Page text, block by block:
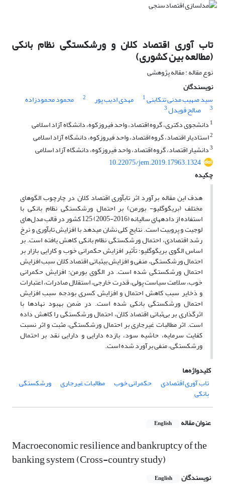
تاب آوری اقتصاد کلان و ورشکستگی نظام بانکی
(مطالعه بین کشوری)
نوع مقاله : مقاله پژوهشی
نویسندگان
سید صهیب مدنی تنکابنی1 مهدی ادیب پور 2 محمود محمودزاده
3 صالح قویدل3
1 دانشجوی دکتری، گروه اقتصاد، واحد فیروزکوه، دانشگاه آزاد اسلامی
2استادیار اقتصاد، گروه اقتصاد، واحد فیروزکوه، دانشگاه آزاد اسلامی
3دانشیار اقتصاد، گروه اقتصاد، واحد فیروزکوه، دانشگاه آزاد اسلامی
10.22075/jem.2019.17963.1324
چکیده
هدف این مقاله برآورد اثر تاب­آوری اقتصاد کلان در چارچوب الگوهای
مختلف (بریگوگلیو- بورمن) بر احتمال ورشکستگی نظام بانکی با
استفاده از داده­های سالیانه (2016-2005) 125 کشور در قالب مدل‌های
لوجیت و پروبیت است. نتایج کلی نشان می­دهد با افزایش تاب­آوری و نرخ
رشد اقتصادی، احتمال ورشکستگی نظام بانکی کاهش یافته است. بر
اساس الگوی بریگوگلیو؛ تأثیر افزایش حکمرانی خوب و کارایی بازار بر
احتمال ورشکستگی، منفی و افزایش بی­ثباتی اقتصاد کلان سبب افزایش
احتمال ورشکستگی شده است. در الگوی بورمن؛ افزایش حکمرانی
خوب، سلامت سیاست پولی، قدرت خارجی، استقلال صادرات، اعتبارات
و ذخایر سبب کاهش احتمال و افزایش کسری بودجه سبب افزایش
احتمال ورشکستگی بانکی شده است. در ضمن بهبود نهادها با
اثرگذاری بر بی‌ثباتی اقتصاد کلان، احتمال ورشکستگی را کاهش داده
است. اثر مطالبات غیرجاری بر احتمال ورشکستگی، مثبت و اثر نسبت
کفایت سرمایه، حاشیه سود، بازده دارایی و دارایی نقد بر احتمال
ورشکستگی، منفی برآورد شده است.
کلیدواژه‌ها
تاب آوری اقتصادی
حکمرانی خوب مطالبات غیرجاری ورشکستگی
بانکی
عنوان مقاله English
Macroeconomic resilience and bankruptcy of the
banking system (Cross-country study)
نویسندگان English